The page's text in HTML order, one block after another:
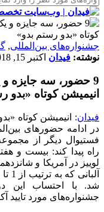
‌‌جشنواره‌های بین‌المللی,
نوشته: فیدان اکتبر 15, 2018
9 حضور، سه جایزه
انیمیشن کوتاه «بدو
فیدان: انیمیشن کوتاه
در ادامه حضورهای
فستیوال دیگر از
راه پیدا کند: بیست و
لوییز در آمریکا و
شد. با احتساب این
جشنواره‌های مورد تایید